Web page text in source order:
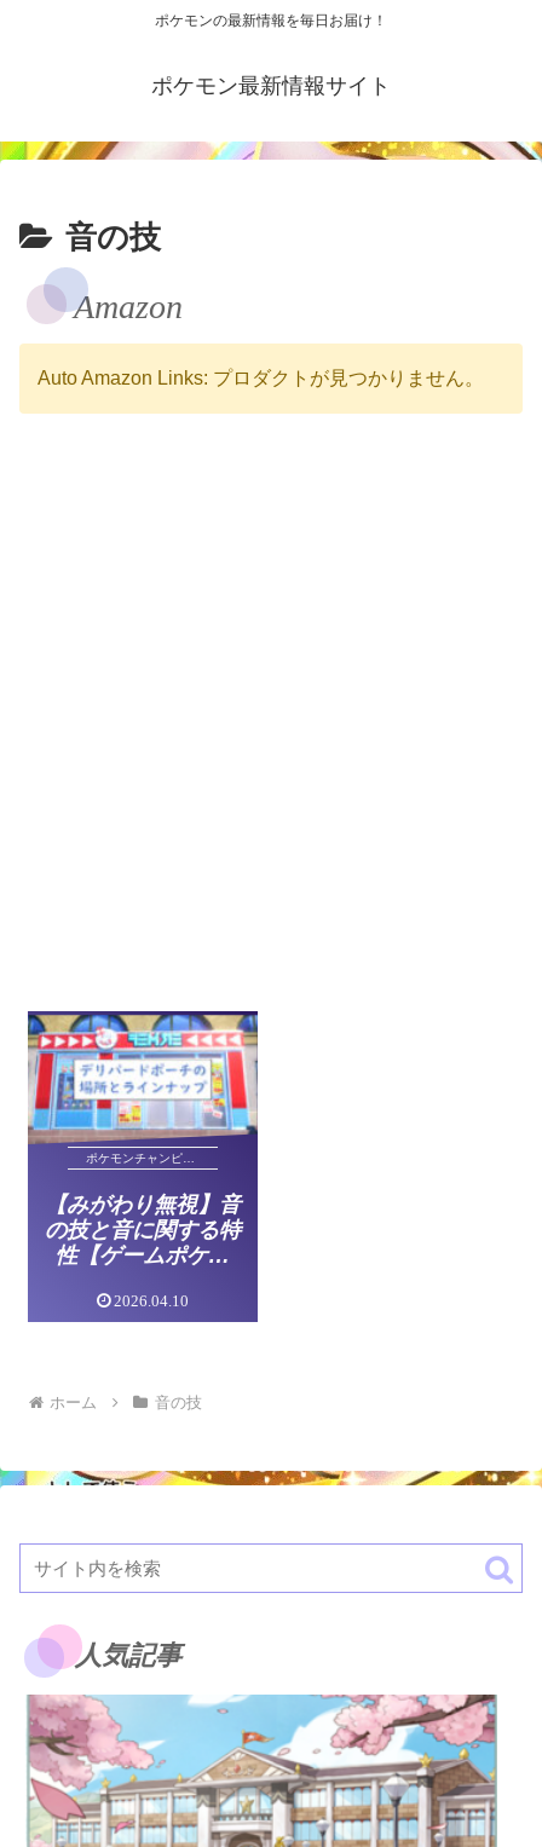
ポケモンの最新情報を毎日お届け！
ポケモン最新情報サイト
音の技
Amazon
Auto Amazon Links: プロダクトが見つかりません。
ポケモンチャンピオンズ
【みがわり無視】音
の技と音に関する特
性【ゲームポケモ
2026.04.10
ホーム 音の技
人気記事